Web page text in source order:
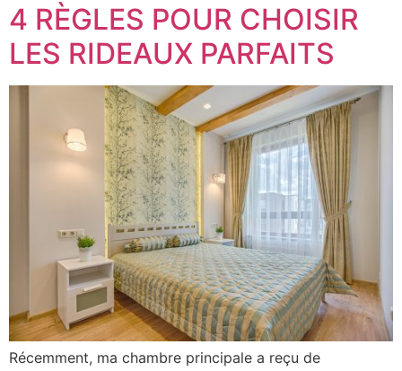
4 RÈGLES POUR CHOISIR
LES RIDEAUX PARFAITS
Récemment, ma chambre principale a reçu de